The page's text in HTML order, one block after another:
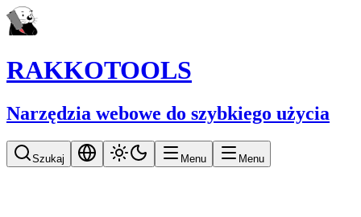
RAKKOTOOLS
Narzędzia webowe do szybkiego użycia
Szukaj Menu Menu